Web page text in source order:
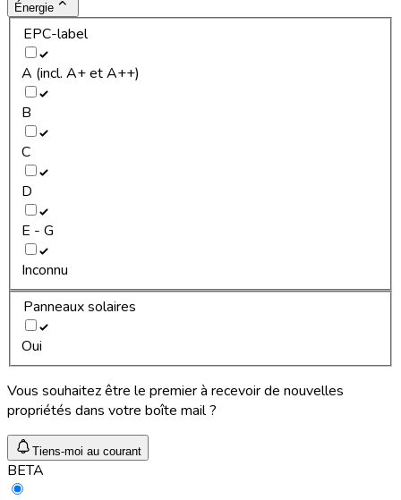
Énergie
EPC-label
A (incl. A+ et A++)
B
C
D
E - G
Inconnu
Panneaux solaires
Oui
Vous souhaitez être le premier à recevoir de nouvelles
propriétés dans votre boîte mail ?
Tiens-moi au courant
BETA